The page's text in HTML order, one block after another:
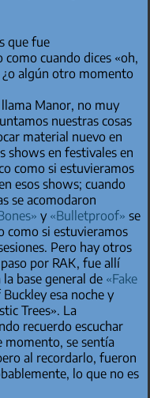
que fue
cuando dices «oh,
¿o algún otro momento
Manor, no muy
nuestras cosas
material nuevo en
shows en festivales en
como si estuvieramos
esos shows; cuando
se acomodaron
y «Bulletproof» se
como si estuvieramos
Pero hay otros
por RAK, fue allí
base general de «Fake
esa noche y
Trees». La
recuerdo escuchar
momento, se sentía
al recordarlo, fueron
lo que no es